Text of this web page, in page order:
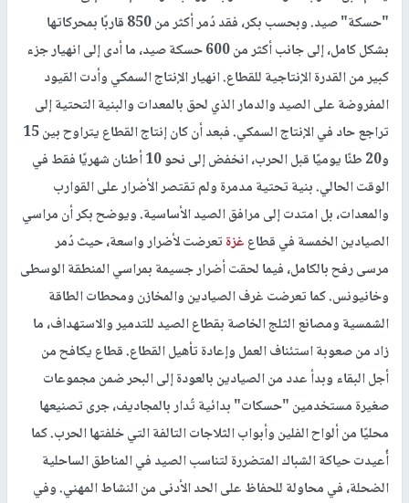
"حسكة" صيد. وبحسب بكر، فقد دُمر أكثر من 850 قاربًا بمحركاتها
بشكل كامل، إلى جانب أكثر من 600 حسكة صيد، ما أدى إلى انهيار جزء
كبير من القدرة الإنتاجية للقطاع. انهيار الإنتاج السمكي وأدت القيود
المفروضة على الصيد والدمار الذي لحق بالمعدات والبنية التحتية إلى
تراجع حاد في الإنتاج السمكي. فبعد أن كان إنتاج القطاع يتراوح بين 15
و20 طنًا يوميًا قبل الحرب، انخفض إلى نحو 10 أطنان شهريًا فقط في
الوقت الحالي. بنية تحتية مدمرة ولم تقتصر الأضرار على القوارب
والمعدات، بل امتدت إلى مرافق الصيد الأساسية. ويوضح بكر أن مراسي
الصيادين الخمسة في قطاعغزةتعرضت لأضرار واسعة، حيث دُمر
مرسى رفح بالكامل، فيما لحقت أضرار جسيمة بمراسي المنطقة الوسطى
وخانيونس. كما تعرضت غرف الصيادين والمخازن ومحطات الطاقة
الشمسية ومصانع الثلج الخاصة بقطاع الصيد للتدمير والاستهداف، ما
زاد من صعوبة استئناف العمل وإعادة تأهيل القطاع. قطاع يكافح من
أجل البقاء وبدأ عدد من الصيادين بالعودة إلى البحر ضمن مجموعات
صغيرة مستخدمين "حسكات" بدائية تُدار بالمجاديف، جرى تصنيعها
محليًا من ألواح الفلين وأبواب الثلاجات التالفة التي خلفتها الحرب. كما
أُعيدت حياكة الشباك المتضررة لتناسب الصيد في المناطق الساحلية
الضحلة، في محاولة للحفاظ على الحد الأدنى من النشاط المهني. وفي